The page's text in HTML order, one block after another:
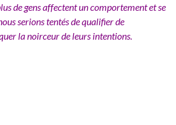
de gens affectent un comportement et se
serions tentés de qualifier de
la noirceur de leurs intentions.